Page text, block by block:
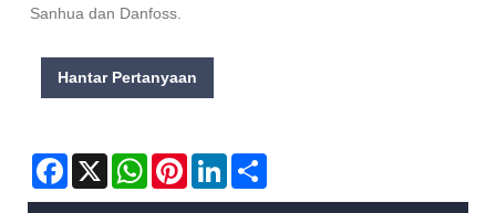
Sanhua dan Danfoss.
Hantar Pertanyaan
Facebook
X WhatsAppPinterestLinkedIn